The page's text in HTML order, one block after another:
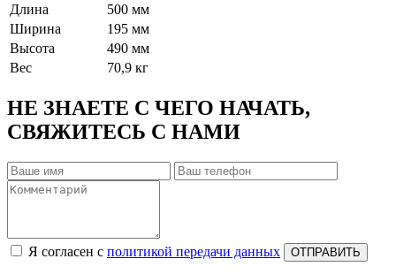
Длина
500 мм
Ширина
195 мм
Высота
490 мм
Вес
70,9 кг
НЕ ЗНАЕТЕ С ЧЕГО НАЧАТЬ,
СВЯЖИТЕСЬ С НАМИ
Я согласен с политикой передачи данных ОТПРАВИТЬ